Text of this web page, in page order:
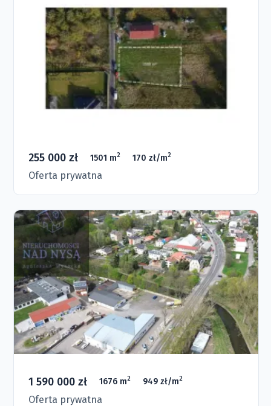
255 000 zł 1501 m2 170 zł/m2
Oferta prywatna
1 590 000 zł 1676 m2 949 zł/m2
Oferta prywatna